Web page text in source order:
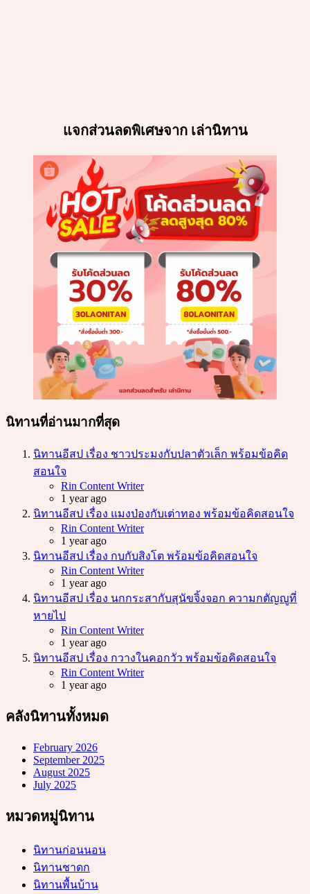
แจกส่วนลดพิเศษจาก เล่านิทาน
นิทานที่อ่านมากที่สุด
นิทานอีสป เรื่อง ชาวประมงกับปลาตัวเล็ก พร้อมข้อคิด
สอนใจ
Posted
Rin Content Writer
1 year ago
นิทานอีสป เรื่อง แมงป่องกับเต่าทอง พร้อมข้อคิดสอนใจ
Posted
Rin Content Writer
1 year ago
นิทานอีสป เรื่อง กบกับสิงโต พร้อมข้อคิดสอนใจ
Posted
Rin Content Writer
1 year ago
นิทานอีสป เรื่อง นกกระสากับสุนัขจิ้งจอก ความกตัญญูที่
หายไป
Posted
Rin Content Writer
1 year ago
นิทานอีสป เรื่อง กวางในคอกวัว พร้อมข้อคิดสอนใจ
Posted
Rin Content Writer
1 year ago
คลังนิทานทั้งหมด
February 2026
September 2025
August 2025
July 2025
หมวดหมู่นิทาน
นิทานก่อนนอน
นิทานชาดก
นิทานพื้นบ้าน